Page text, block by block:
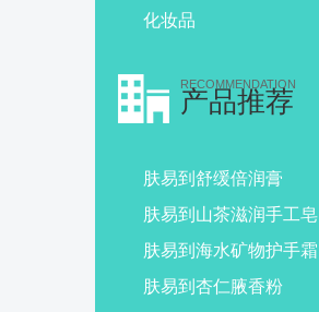
化妆品
RECOMMENDATION
产品推荐
肤易到舒缓倍润膏
肤易到山茶滋润手工皂
肤易到海水矿物护手霜
肤易到杏仁腋香粉